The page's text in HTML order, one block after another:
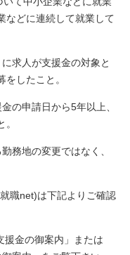
などに連続して就業して
求人が支援金の対象と
をしたこと。
の申請日から5年以上、
務地の変更ではなく、
職net)は下記よりご確認
金の御案内」または